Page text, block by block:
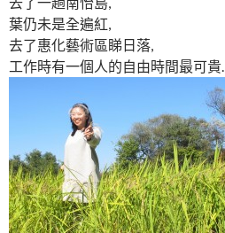
葉仍未是全遍紅,
去了惠化藝術區睇日落,
工作時有一個人的自由時間最可貴.